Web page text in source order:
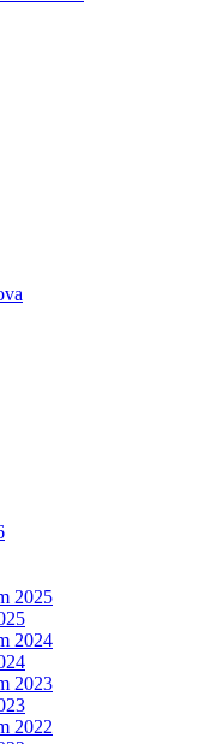
2025
2024
2023
2022